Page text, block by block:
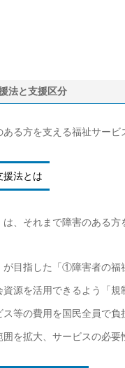
法と支援区分
る方を支える福祉サービ
援法とは
は、それまで障害のある
が目指した「①障害者の
源を活用できるよう「
等の費用を国民全員で負
を拡大、サービスの必